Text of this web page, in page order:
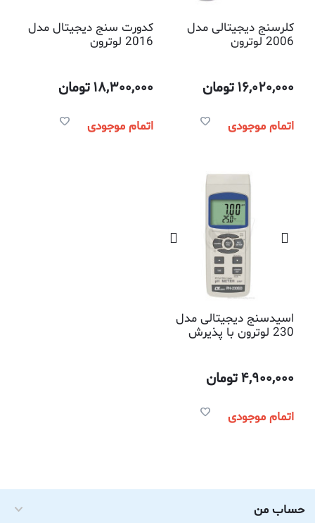
کلرسنج دیجیتالی مدل
2006 لوترون
16,020,000تومان
اتمام موجودی
کدورت سنج دیجیتال مدل
2016 لوترون
18,300,000تومان
اتمام موجودی
اسیدسنج دیجیتالی مدل
230 لوترون با پذیرش
4,900,000تومان
اتمام موجودی
حساب من